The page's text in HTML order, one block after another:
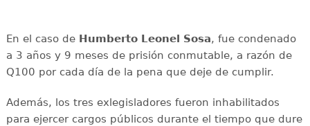
En el caso de Humberto Leonel Sosa, fue condenado
a 3 años y 9 meses de prisión conmutable, a razón de
Q100 por cada día de la pena que deje de cumplir.
Además, los tres exlegisladores fueron inhabilitados
para ejercer cargos públicos durante el tiempo que dure